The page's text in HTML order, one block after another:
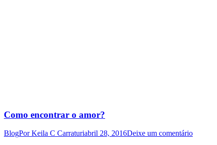
Como encontrar o amor?
BlogPorKeila C Carraturiabril 28, 2016Deixe um comentário